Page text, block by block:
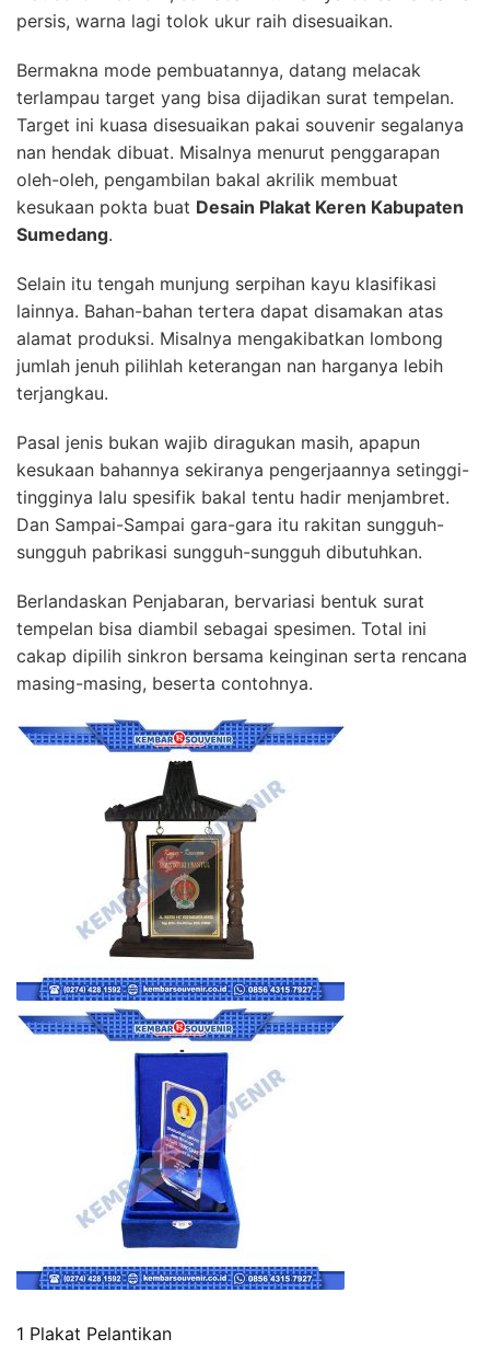
persis, warna lagi tolok ukur raih disesuaikan.
Bermakna mode pembuatannya, datang melacak
terlampau target yang bisa dijadikan surat tempelan.
Target ini kuasa disesuaikan pakai souvenir segalanya
nan hendak dibuat. Misalnya menurut penggarapan
oleh-oleh, pengambilan bakal akrilik membuat
kesukaan pokta buat Desain Plakat Keren Kabupaten
Sumedang.
Selain itu tengah munjung serpihan kayu klasifikasi
lainnya. Bahan-bahan tertera dapat disamakan atas
alamat produksi. Misalnya mengakibatkan lombong
jumlah jenuh pilihlah keterangan nan harganya lebih
terjangkau.
Pasal jenis bukan wajib diragukan masih, apapun
kesukaan bahannya sekiranya pengerjaannya setinggi-
tingginya lalu spesifik bakal tentu hadir menjambret.
Dan Sampai-Sampai gara-gara itu rakitan sungguh-
sungguh pabrikasi sungguh-sungguh dibutuhkan.
Berlandaskan Penjabaran, bervariasi bentuk surat
tempelan bisa diambil sebagai spesimen. Total ini
cakap dipilih sinkron bersama keinginan serta rencana
masing-masing, beserta contohnya.
1 Plakat Pelantikan